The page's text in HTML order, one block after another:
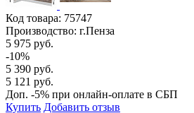
Код товара: 75747
Производство: г.Пенза
5 975 руб.
-10%
5 390 руб.
5 121 руб.
Доп. -5% при онлайн-оплате в СБП
Купить Добавить отзыв